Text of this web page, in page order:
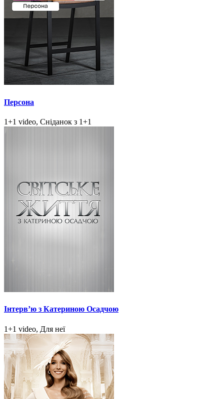
Персона
1+1 video, Сніданок з 1+1
Інтерв’ю з Катериною Осадчою
1+1 video, Для неї